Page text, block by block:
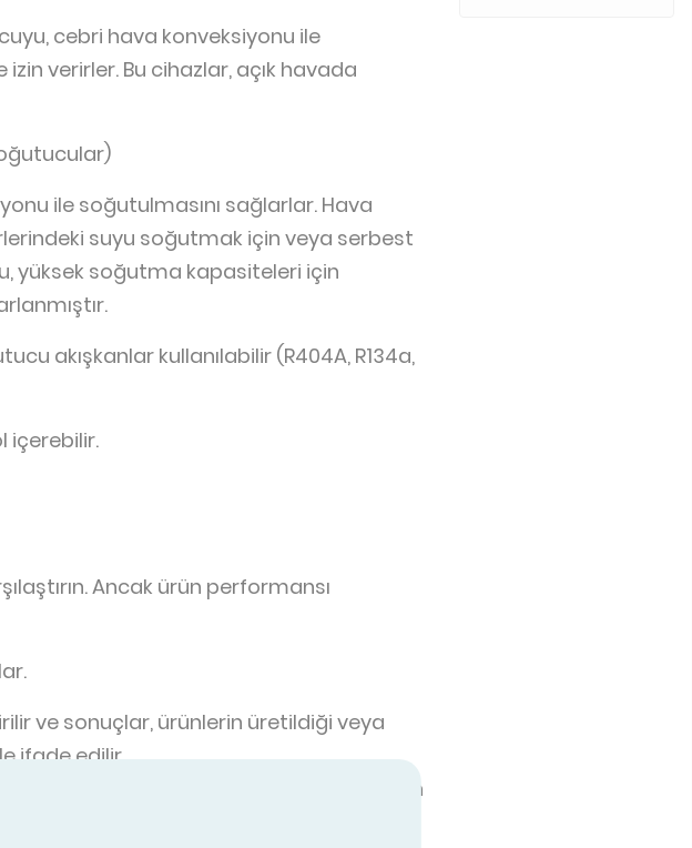
cebri hava konveksiyonu ile
verirler. Bu cihazlar, açık havada
ile soğutulmasını sağlarlar. Hava
suyu soğutmak için veya serbest
yüksek soğutma kapasiteleri için
akışkanlar kullanılabilir (R404A, R134a,
içerebilir.
Ancak ürün performansı
ve sonuçlar, ürünlerin üretildiği veya
ifade edilir.
ve yetkin bir akredite kuruluş tarafından